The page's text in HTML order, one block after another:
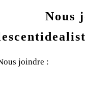
Nous
joindre :